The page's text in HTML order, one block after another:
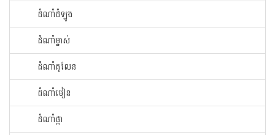
ដំណាំ​ដំឡូង​
ដំណាំ​ម្នាស់​
ដំណាំ​គូលែន​
ដំណាំ​មៀន​
ដំណាំ​ផ្កា​